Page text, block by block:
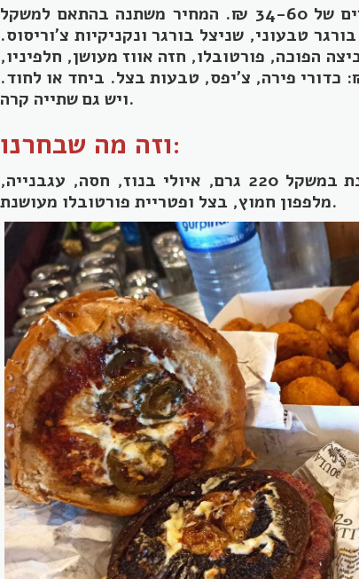
מציע מבחר בורגרים בטווח מחירים של 34-60 ₪. המחיר משתנה בהתאם למשקל
טבעוני, שניצל בורגר ונקניקיות צ'וריסוס.
הפוכה, פורטובלו, חזה אווז מעושן, חלפיניו,
מטוגן. בצד אפשר להוסיף תמורת 12 ₪: כדורי פירה, צ'יפס, טבעות בצל. ביחד או לחוד.
ויש גם שתייה קרה.
וזה מה שבחרנו:
(48 ₪) – קציצה מעושנת במשקל 220 גרם, איולי בנוז, חסה, עגבנייה,
מלפפון חמוץ, בצל ופטריית פורטובלו מעושנת.